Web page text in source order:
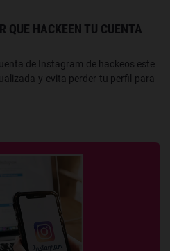
QUE HACKEEN TU CUENTA
de Instagram de hackeos este
y evita perder tu perfil para